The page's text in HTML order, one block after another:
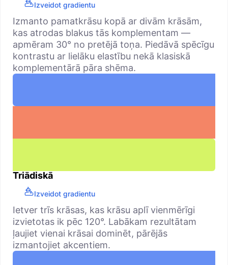
Izveidot gradientu
Izmanto pamatkrāsu kopā ar divām krāsām,
kas atrodas blakus tās komplementam —
apmēram 30° no pretējā toņa. Piedāvā spēcīgu
kontrastu ar lielāku elastību nekā klasiskā
komplementārā pāra shēma.
Triādiskā
Izveidot gradientu
Ietver trīs krāsas, kas krāsu aplī vienmērīgi
izvietotas ik pēc 120°. Labākam rezultātam
ļaujiet vienai krāsai dominēt, pārējās
izmantojiet akcentiem.